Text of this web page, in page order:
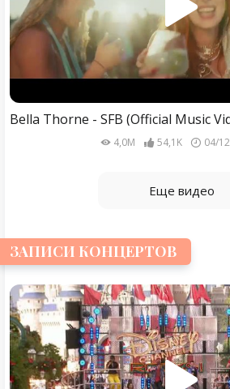
Bella Thorne - SFB (Official Music
4,0M 54,1K 04/
Еще видео
ЗАПИСИ КОНЦЕРТОВ